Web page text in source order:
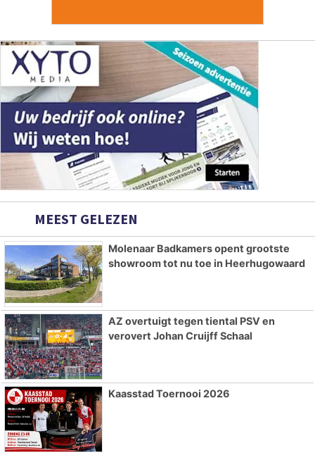
MEEST GELEZEN
Molenaar Badkamers opent grootste
showroom tot nu toe in Heerhugowaard
AZ overtuigt tegen tiental PSV en
verovert Johan Cruijff Schaal
Kaasstad Toernooi 2026